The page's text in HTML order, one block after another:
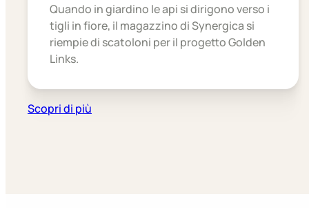
Quando in giardino le api si dirigono verso i
tigli in fiore, il magazzino di Synergica si
riempie di scatoloni per il progetto Golden
Links.
Scopri di più